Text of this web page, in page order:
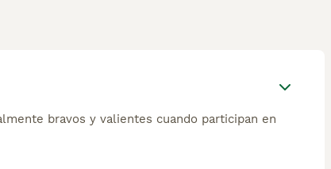
bravos y valientes cuando participan en